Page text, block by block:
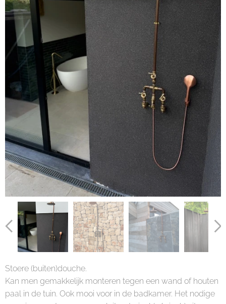
Stoere (buiten)douche.
Kan men gemakkelijk monteren tegen een wand of houten
paal in de tuin. Ook mooi voor in de badkamer. Het nodige